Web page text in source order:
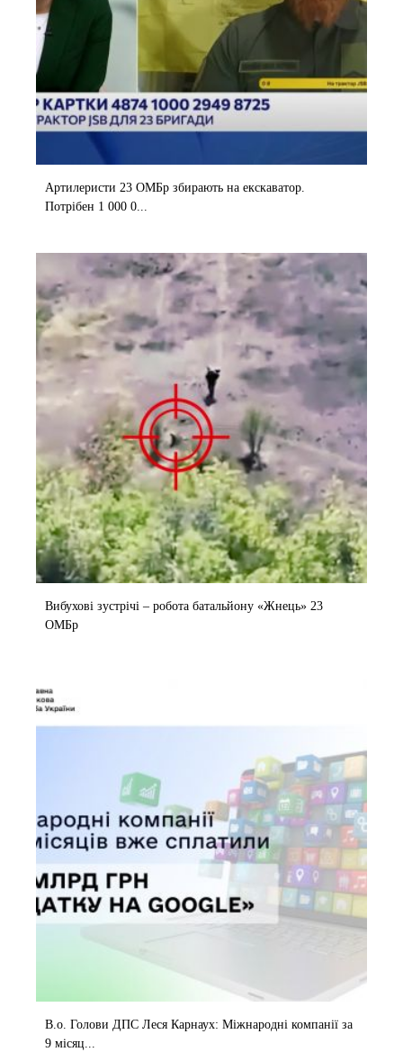
Артилеристи 23 ОМБр збирають на екскаватор.
Потрібен 1 000 0...
Вибухові зустрічі – робота батальйону «Жнець» 23
ОМБр
В.о. Голови ДПС Леся Карнаух: Міжнародні компанії за
9 місяц...